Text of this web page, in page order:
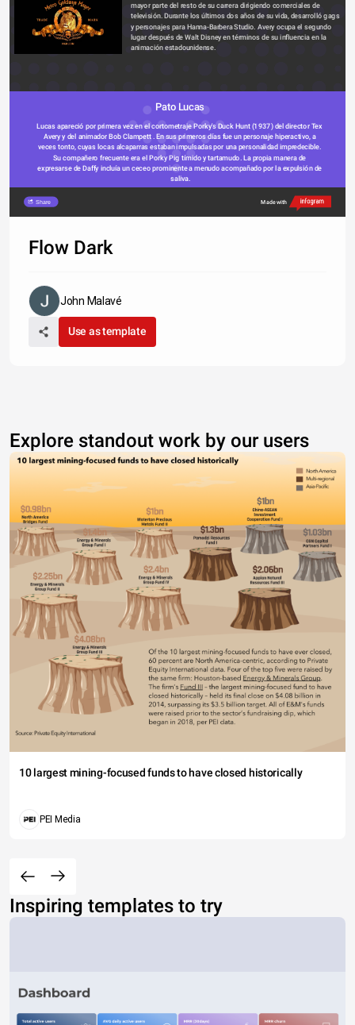
mayor parte del resto de su carrera dirigiendo comerciales de
televisión. Durante los últimos dos años de su vida, desarrolló gags
y personajes para Hanna-Barbera Studio. Avery ocupa el segundo
lugar después de Walt Disney en términos de su influencia en la
animación estadounidense.
Pato Lucas
Lucas apareció por primera vez en el cortometraje Porky's Duck Hunt (1937) del director Tex
Avery y del animador Bob Clampett . En sus primeros días fue un personaje hiperactivo, a
veces tonto, cuyas locas alcaparras estaban impulsadas por una personalidad impredecible.
Su compañero frecuente era el Porky Pig tímido y tartamudo. La propia manera de
expresarse de Daffy incluía un ceceo prominente a menudo acompañado por la expulsión de
saliva.
Share Made with
Flow Dark
John Malavé
Use as template
Explore standout work by our users
10 largest mining-focused funds to have closed historically
PEI Media
Inspiring templates to try